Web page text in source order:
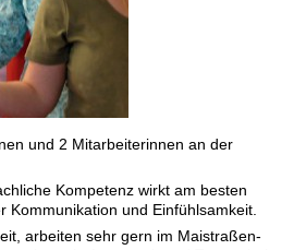
und 2 Mitarbeiterinnen an der
Kompetenz wirkt am besten
Kommunikation und Einfühlsamkeit.
arbeiten sehr gern im Maistraßen-